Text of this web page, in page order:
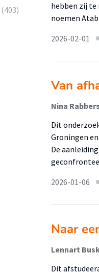
(403)
hebben zij te
noemen
2026-02-01
Van
Nina
Dit
Groningen
De
2026-01-06
Naar
Lennart
Dit